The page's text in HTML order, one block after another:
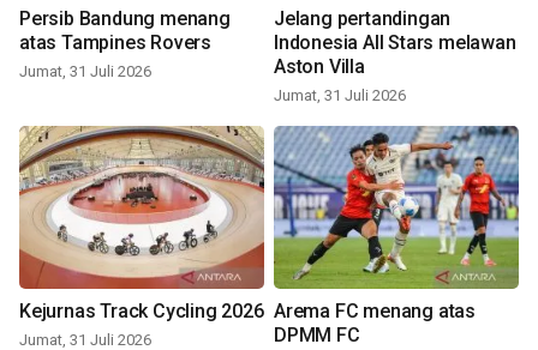
Persib Bandung menang
atas Tampines Rovers
Jumat, 31 Juli 2026
Jelang pertandingan
Indonesia All Stars melawan
Aston Villa
Jumat, 31 Juli 2026
Kejurnas Track Cycling 2026
Jumat, 31 Juli 2026
Arema FC menang atas
DPMM FC